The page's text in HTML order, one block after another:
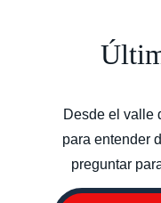
Desde el valle
para entender
preguntar